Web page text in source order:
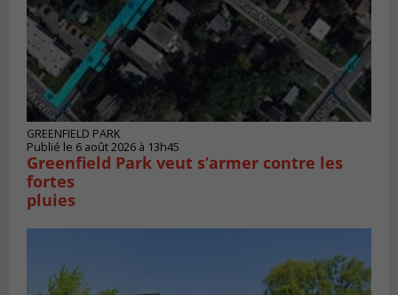
GREENFIELD PARK
Publié le 6 août 2026 à 13h45
Greenfield Park veut s’armer contre les
fortes
pluies